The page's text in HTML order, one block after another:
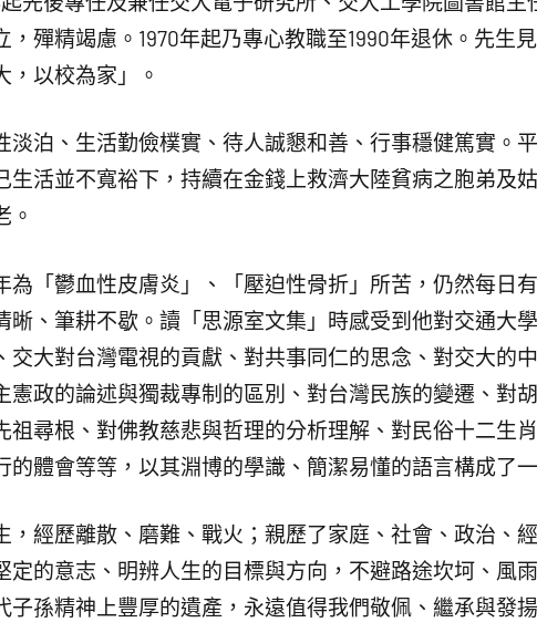
，殫精竭慮。1970年起乃專心教職至1990年退休。先生
，以校為家」。
泊、生活勤儉樸實、待人誠懇和善、行事穩健篤實。
生活並不寬裕下，持續在金錢上救濟大陸貧病之胞弟及
。
「鬱血性皮膚炎」、「壓迫性骨折」所苦，仍然每日
晰、筆耕不歇。讀「思源室文集」時感受到他對交通大
交大對台灣電視的貢獻、對共事同仁的思念、對交大的
憲政的論述與獨裁專制的區別、對台灣民族的變遷、對
祖尋根、對佛教慈悲與哲理的分析理解、對民俗十二生
的體會等等，以其淵博的學識、簡潔易懂的語言構成了
經歷離散、磨難、戰火；親歷了家庭、社會、政治、
定的意志、明辨人生的目標與方向，不避路途坎坷、風
子孫精神上豐厚的遺產，永遠值得我們敬佩、繼承與發揚